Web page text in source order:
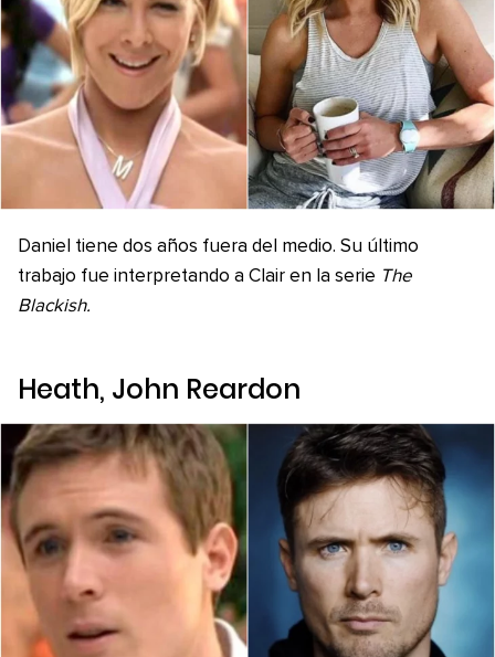
Daniel tiene dos años fuera del medio. Su último
trabajo fue interpretando a Clair en la serie The
Blackish.
Heath, John Reardon